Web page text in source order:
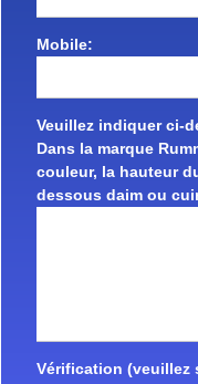
Mobile:
Veuillez indiquer ci-
Dans la marque
couleur, la hauteur
dessous daim ou
Vérification (veuillez